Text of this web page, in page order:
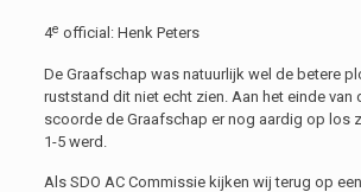
4e official: Henk Peters
De Graafschap was natuurlijk wel de betere
ruststand dit niet echt zien. Aan het einde van
scoorde de Graafschap er nog aardig op los
1-5 werd.
Als SDO AC Commissie kijken wij terug op